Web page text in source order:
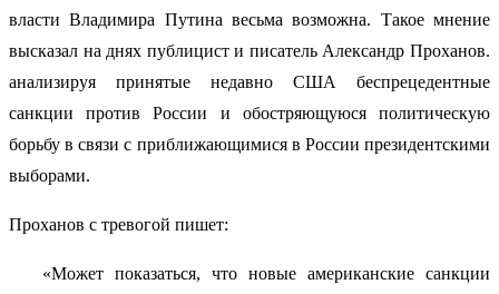
власти Владимира Путина весьма возможна. Такое мнение
высказал на днях публицист и писатель Александр Проханов.
анализируя принятые недавно США беспрецедентные
санкции против России и обостряющуюся политическую
борьбу в связи с приближающимися в России президентскими
выборами.
Проханов с тревогой пишет:
«Может показаться, что новые американские санкции